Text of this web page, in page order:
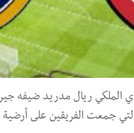
جمعت الفريقين على أرضية